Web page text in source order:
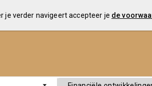
je verder navigeert accepteer je de